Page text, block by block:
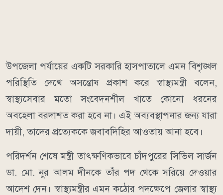
উপজেলা পর্যায়ের একটি সরকারি হাসপাতালে এমন বিশৃঙ্খল
পরিস্থিতি দেখে অসন্তোষ প্রকাশ করে স্বাস্থ্যমন্ত্রী বলেন,
স্বাস্থ্যসেবার মতো সংবেদনশীল খাতে কোনো ধরনের
অবহেলা বরদাশত করা হবে না। এই অব্যবস্থাপনার জন্য যারা
দায়ী, তাদের প্রত্যেককে জবাবদিহির আওতায় আনা হবে।
পরিদর্শন শেষে মন্ত্রী তাৎক্ষণিকভাবে চাঁদপুরের সিভিল সার্জন
ডা. মো. নুর আলম দীনকে তাঁর পদ থেকে সরিয়ে দেওয়ার
আদেশ দেন। স্বাস্থ্যমন্ত্রীর এমন কঠোর পদক্ষেপে জেলার স্বাস্থ্য